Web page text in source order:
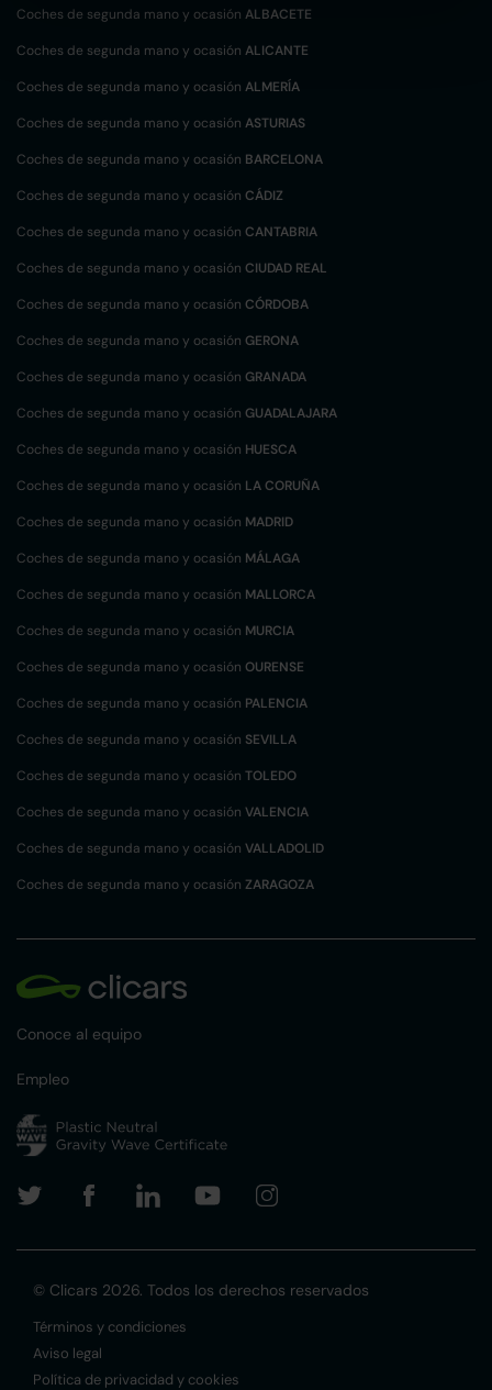
Coches de segunda mano y ocasión ALBACETE
Coches de segunda mano y ocasión ALICANTE
Coches de segunda mano y ocasión ALMERÍA
Coches de segunda mano y ocasión ASTURIAS
Coches de segunda mano y ocasión BARCELONA
Coches de segunda mano y ocasión CÁDIZ
Coches de segunda mano y ocasión CANTABRIA
Coches de segunda mano y ocasión CIUDAD REAL
Coches de segunda mano y ocasión CÓRDOBA
Coches de segunda mano y ocasión GERONA
Coches de segunda mano y ocasión GRANADA
Coches de segunda mano y ocasión GUADALAJARA
Coches de segunda mano y ocasión HUESCA
Coches de segunda mano y ocasión LA CORUÑA
Coches de segunda mano y ocasión MADRID
Coches de segunda mano y ocasión MÁLAGA
Coches de segunda mano y ocasión MALLORCA
Coches de segunda mano y ocasión MURCIA
Coches de segunda mano y ocasión OURENSE
Coches de segunda mano y ocasión PALENCIA
Coches de segunda mano y ocasión SEVILLA
Coches de segunda mano y ocasión TOLEDO
Coches de segunda mano y ocasión VALENCIA
Coches de segunda mano y ocasión VALLADOLID
Coches de segunda mano y ocasión ZARAGOZA
Conoce al equipo
Empleo
© Clicars 2026. Todos los derechos reservados
Términos y condiciones
Aviso legal
Política de privacidad y cookies